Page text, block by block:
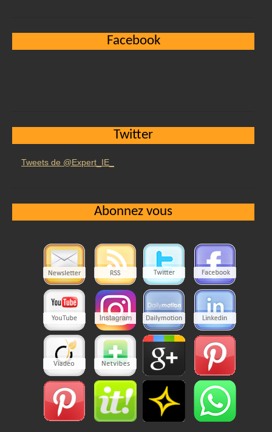
Facebook
Twitter
Tweets de @Expert_IE_
Abonnez vous